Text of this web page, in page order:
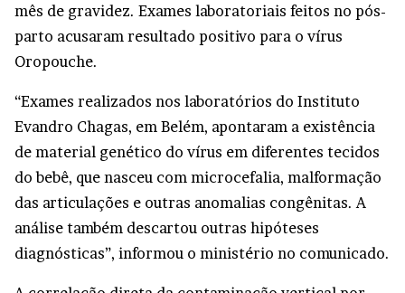
mês de gravidez. Exames laboratoriais feitos no pós-
parto acusaram resultado positivo para o vírus
Oropouche.
“Exames realizados nos laboratórios do Instituto
Evandro Chagas, em Belém, apontaram a existência
de material genético do vírus em diferentes tecidos
do bebê, que nasceu com microcefalia, malformação
das articulações e outras anomalias congênitas. A
análise também descartou outras hipóteses
diagnósticas”, informou o ministério no comunicado.